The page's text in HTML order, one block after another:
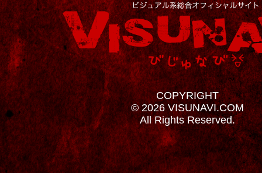
COPYRIGHT
© 2026 VISUNAVI.COM
All Rights Reserved.